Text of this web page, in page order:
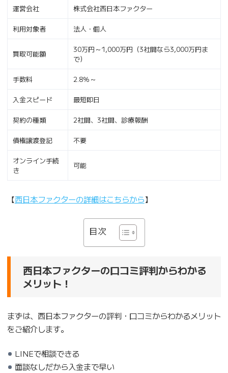
運営会社 株式会社西日本ファクター
利用対象者 法人・個人
買取可能額
30万円～1,000万円（3社間なら3,000万円ま
で）
手数料 2.8％～
入金スピード 最短即日
契約の種類 2社間、3社間、診療報酬
債権譲渡登記 不要
オンライン手続
き
可能
【西日本ファクターの詳細はこちらから】
目次
西日本ファクターの口コミ評判からわかる
メリット！
まずは、西日本ファクターの評判・口コミからわかるメリット
をご紹介します。
LINEで相談できる
面談なしだから入金まで早い